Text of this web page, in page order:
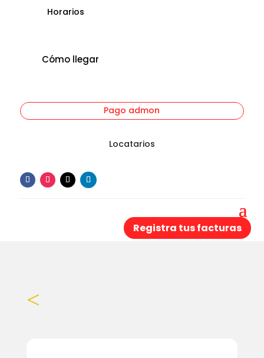
Horarios
Cómo llegar
Pago admon
Locatarios
Registra tus facturas
<